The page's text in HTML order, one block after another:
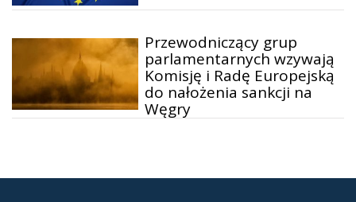
Przewodniczący grup
parlamentarnych wzywają
Komisję i Radę Europejską
do nałożenia sankcji na
Węgry